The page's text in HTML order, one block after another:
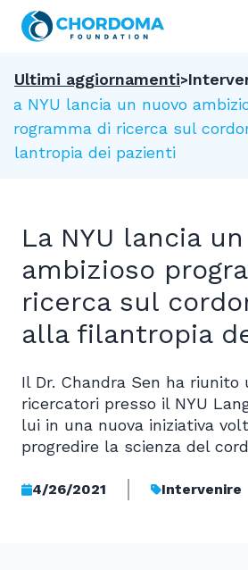
Skip to Main Content
Ultimi aggiornamenti
La NYU lancia un nuovo
programma di ricerca sul
filantropia dei pazienti
La NYU lancia
ambizioso
ricerca sul
alla filantropia
Il Dr. Chandra Sen ha riunito
ricercatori presso il NYU
lui in una nuova iniziativa
progredire la scienza del
4/26/2021 Intervenire